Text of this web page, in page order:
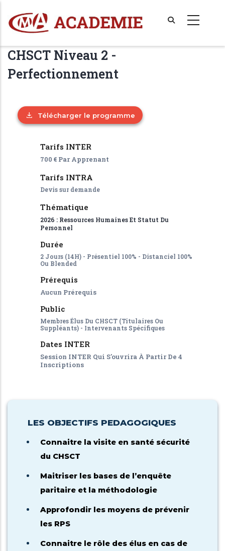
au
contenu
principal
CHSCT Niveau 2 -
Perfectionnement
Télécharger le programme
Tarifs INTER
700 € Par Apprenant
Tarifs INTRA
Devis sur demande
Thématique
2026 : Ressources Humaines Et Statut Du
Personnel
Durée
2 Jours (14H) - Présentiel 100% - Distanciel 100%
Ou Blended
Prérequis
Aucun Prérequis
Public
Membres Élus Du CHSCT (titulaires Ou
Suppléants) - Intervenants Spécifiques
Dates INTER
Session INTER Qui S'ouvrira À Partir De 4
Inscriptions
LES OBJECTIFS PEDAGOGIQUES
Connaitre la visite en santé sécurité
du CHSCT
Maitriser les bases de l’enquête
paritaire et la méthodologie
Approfondir les moyens de prévenir
les RPS
Connaitre le rôle des élus en cas de